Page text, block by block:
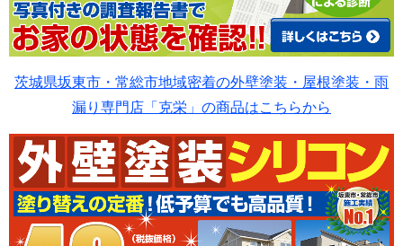
茨城県坂東市・常総市地域密着の外壁塗装・屋根塗装・雨
漏り専門店「克栄」の商品はこちらから